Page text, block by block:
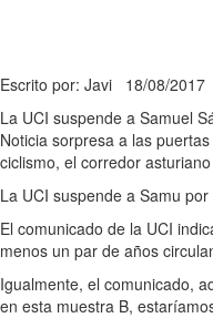
Escrito por: Javi 18/08/2017
La UCI suspende a Samuel
Noticia sorpresa a las
ciclismo, el corredor asturiano
La UCI suspende a Samu
El comunicado de la UCI
menos un par de años
Igualmente, el comunicado,
en esta muestra B,